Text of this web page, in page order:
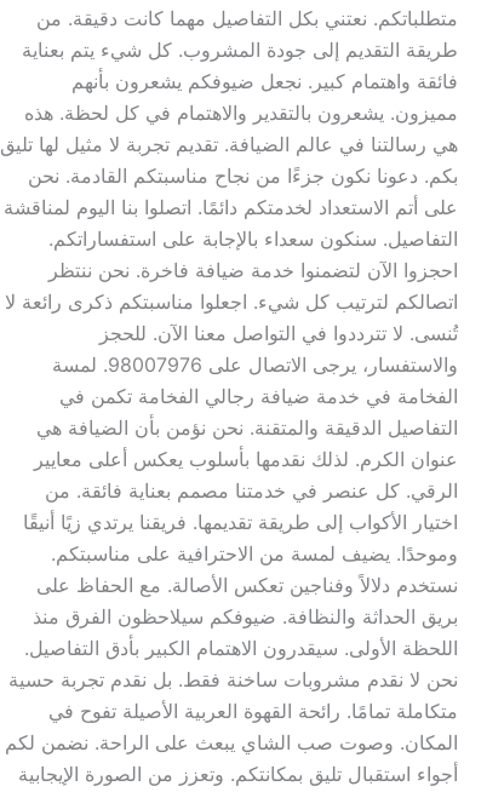
متطلباتكم. نعتني بكل التفاصيل مهما كانت دقيقة. من
طريقة التقديم إلى جودة المشروب. كل شيء يتم بعناية
فائقة واهتمام كبير. نجعل ضيوفكم يشعرون بأنهم
مميزون. يشعرون بالتقدير والاهتمام في كل لحظة. هذه
هي رسالتنا في عالم الضيافة. تقديم تجربة لا مثيل لها تليق
بكم. دعونا نكون جزءًا من نجاح مناسبتكم القادمة. نحن
على أتم الاستعداد لخدمتكم دائمًا. اتصلوا بنا اليوم لمناقشة
التفاصيل. سنكون سعداء بالإجابة على استفساراتكم.
احجزوا الآن لتضمنوا خدمة ضيافة فاخرة. نحن ننتظر
اتصالكم لترتيب كل شيء. اجعلوا مناسبتكم ذكرى رائعة لا
تُنسى. لا تترددوا في التواصل معنا الآن. للحجز
والاستفسار، يرجى الاتصال على 98007976. لمسة
الفخامة في خدمة ضيافة رجالي الفخامة تكمن في
التفاصيل الدقيقة والمتقنة. نحن نؤمن بأن الضيافة هي
عنوان الكرم. لذلك نقدمها بأسلوب يعكس أعلى معايير
الرقي. كل عنصر في خدمتنا مصمم بعناية فائقة. من
اختيار الأكواب إلى طريقة تقديمها. فريقنا يرتدي زيًا أنيقًا
وموحدًا. يضيف لمسة من الاحترافية على مناسبتكم.
نستخدم دلالاً وفناجين تعكس الأصالة. مع الحفاظ على
بريق الحداثة والنظافة. ضيوفكم سيلاحظون الفرق منذ
اللحظة الأولى. سيقدرون الاهتمام الكبير بأدق التفاصيل.
نحن لا نقدم مشروبات ساخنة فقط. بل نقدم تجربة حسية
متكاملة تمامًا. رائحة القهوة العربية الأصيلة تفوح في
المكان. وصوت صب الشاي يبعث على الراحة. نضمن لكم
أجواء استقبال تليق بمكانتكم. وتعزز من الصورة الإيجابية